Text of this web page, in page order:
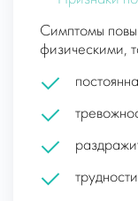
Симптомы
физическими,